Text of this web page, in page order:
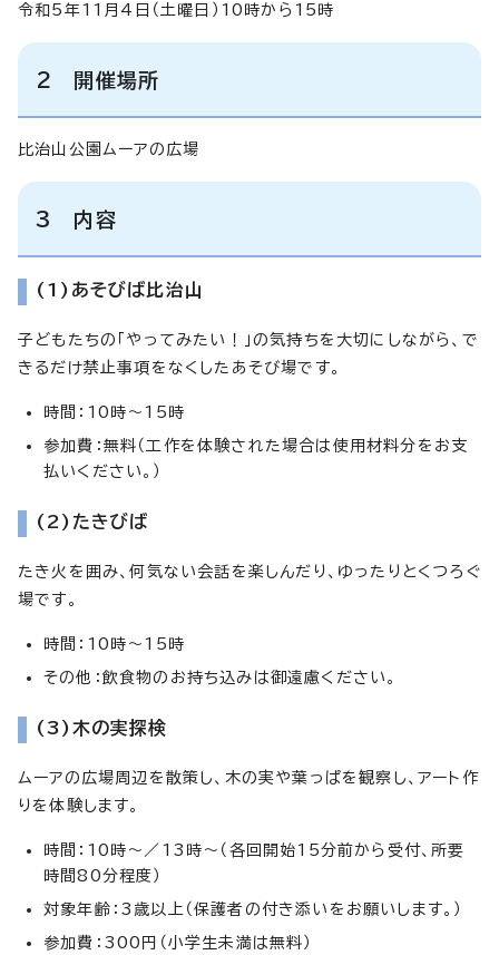
令和5年11月4日（土曜日）10時から15時
2 開催場所
比治山公園ムーアの広場
3 内容
(1)あそびば比治山
子どもたちの「やってみたい！」の気持ちを大切にしながら、で
きるだけ禁止事項をなくしたあそび場です。
時間：10時～15時
参加費：無料（工作を体験された場合は使用材料分をお支
払いください。）
(2)たきびば
たき火を囲み、何気ない会話を楽しんだり、ゆったりとくつろぐ
場です。
時間：10時～15時
その他：飲食物のお持ち込みは御遠慮ください。
(3)木の実探検
ムーアの広場周辺を散策し、木の実や葉っぱを観察し、アート作
りを体験します。
時間：10時～／13時～（各回開始15分前から受付、所要
時間80分程度）
対象年齢：3歳以上（保護者の付き添いをお願いします。）
参加費：300円（小学生未満は無料）